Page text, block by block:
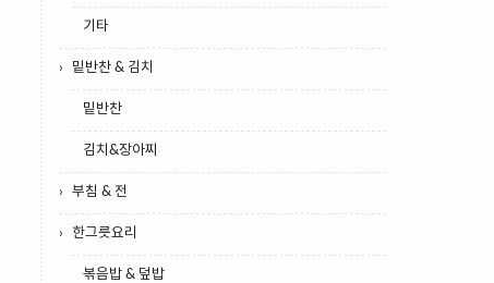
기타
밑반찬 & 김치
밑반찬
김치&장아찌
부침 & 전
한그릇요리
볶음밥 & 덮밥